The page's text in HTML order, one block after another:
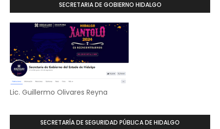
SECRETARIA DE GOBIERNO HIDALGO
Lic. Guillermo Olivares Reyna
SECRETARÍA DE SEGURIDAD PÚBLICA DE HIDALGO